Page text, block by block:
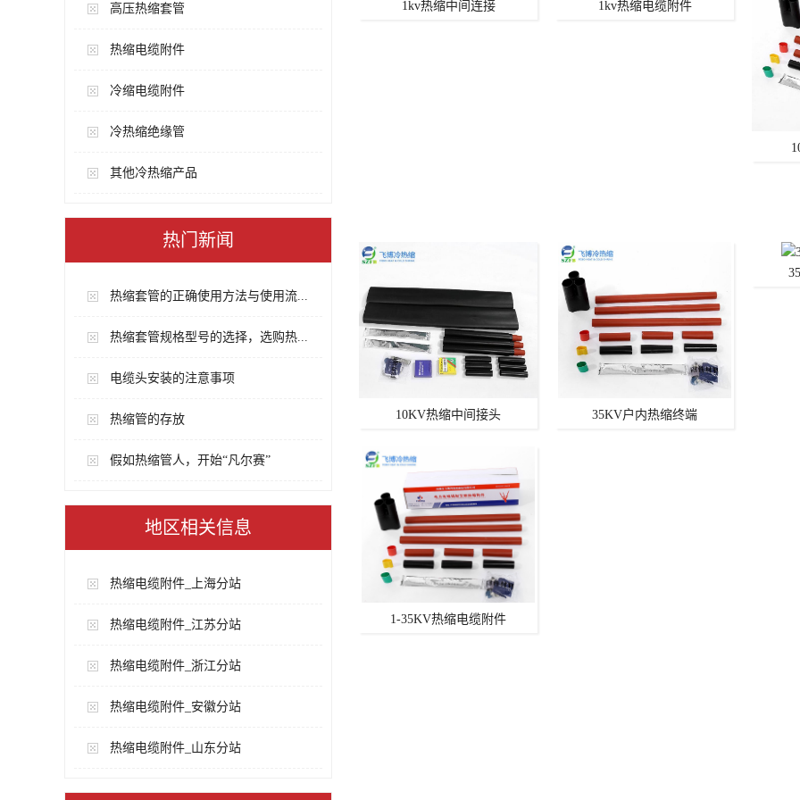
高压热缩套管
热缩电缆附件
冷缩电缆附件
冷热缩绝缘管
其他冷热缩产品
热门新闻
热缩套管的正确使用方法与使用流...
热缩套管规格型号的选择，选购热...
电缆头安装的注意事项
热缩管的存放
假如热缩管人，开始“凡尔赛”
地区相关信息
热缩电缆附件_上海分站
热缩电缆附件_江苏分站
热缩电缆附件_浙江分站
热缩电缆附件_安徽分站
热缩电缆附件_山东分站
1kv热缩中间连接 1kv热缩电缆附件
10KV热缩中间接头 35KV户内热缩终端
1-35KV热缩电缆附件